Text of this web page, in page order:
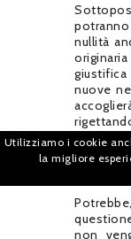
nullità
nuove
le
si
non
Utilizziamo i cookie
la migliore